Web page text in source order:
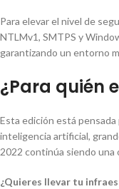
Para elevar el nivel de
NTLMv1, SMTPS y
garantizando un entorno
¿Para quién
Esta edición está pensada
inteligencia artificial,
2022 continúa siendo una
¿Quieres llevar tu